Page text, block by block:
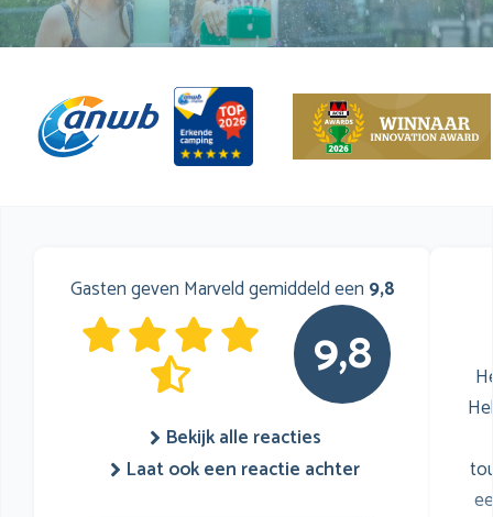
Gasten geven Marveld gemiddeld een 9,8
9,8
Bekijk alle reacties
Laat ook een reactie achter